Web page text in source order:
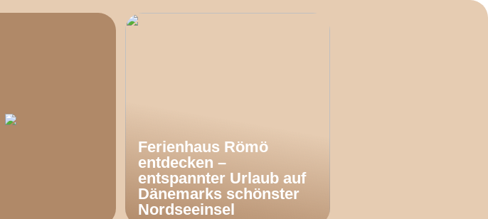
Ferienhaus Römö
entdecken –
entspannter Urlaub auf
Dänemarks schönster
Nordseeinsel